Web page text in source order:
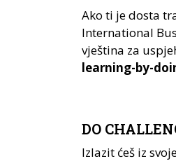
Ako ti je dosta
International
vještina za
learning-by-
DO
Izlazit ćeš iz